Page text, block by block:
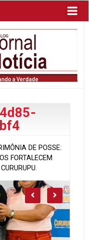
DE POSSE:
FORTALECEM